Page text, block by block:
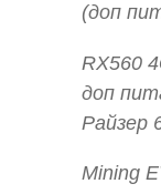
(доп
RX560
доп
Райзер
Mining